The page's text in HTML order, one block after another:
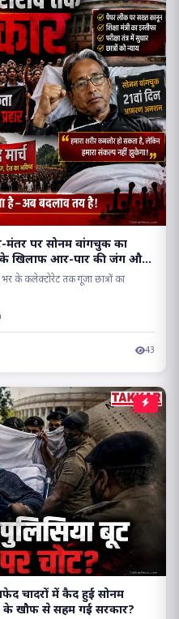
मंतर पर सोनम वांगचुक का
के खिलाफ आर-पार की जंग और
के कलेक्टोरेट तक गूंजा छात्रों का
43
चादरों में कैद हुई सोनम
के खौफ से सहम गई सरकार?